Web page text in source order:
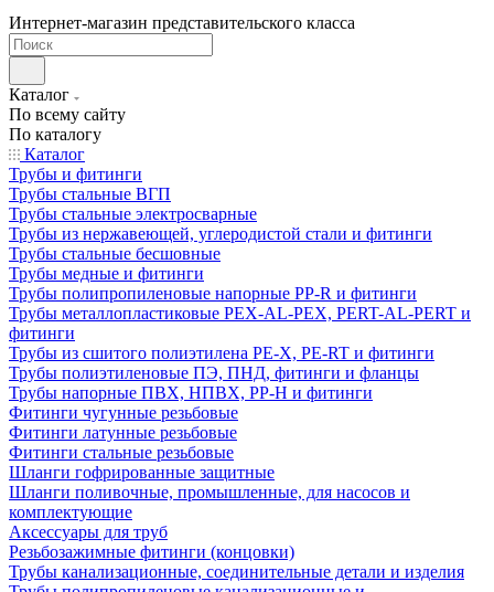
Интернет-магазин представительского класса
Каталог
По всему сайту
По каталогу
Каталог
Трубы и фитинги
Трубы стальные ВГП
Трубы стальные электросварные
Трубы из нержавеющей, углеродистой стали и фитинги
Трубы стальные бесшовные
Трубы медные и фитинги
Трубы полипропиленовые напорные PP-R и фитинги
Трубы металлопластиковые PEX-AL-PEX, PERT-AL-PERT и
фитинги
Трубы из сшитого полиэтилена PE-X, PE-RT и фитинги
Трубы полиэтиленовые ПЭ, ПНД, фитинги и фланцы
Трубы напорные ПВХ, НПВХ, PP-H и фитинги
Фитинги чугунные резьбовые
Фитинги латунные резьбовые
Фитинги стальные резьбовые
Шланги гофрированные защитные
Шланги поливочные, промышленные, для насосов и
комплектующие
Аксессуары для труб
Резьбозажимные фитинги (концовки)
Трубы канализационные, соединительные детали и изделия